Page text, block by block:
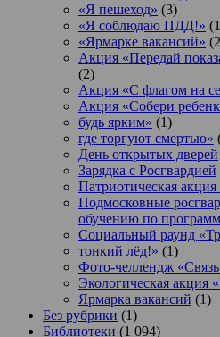
«Я пешеход» (3)
«Я соблюдаю ПДД!»
«Ярмарке вакансий»
Акция «Передай
(2)
Акция «С флагом на
Акция «Собери
будь ярким» (1)
где торгуют смертью»
День открытых дверей
Зарядка с Росгвардией
Патриотическая
Подмосковные
обучению по
Социальный раунд
тонкий лёд!» (1)
Фото-челлендж
Экологическая акция
Ярмарка вакансий (1)
Без рубрики (1)
Библиотеки (1 094)